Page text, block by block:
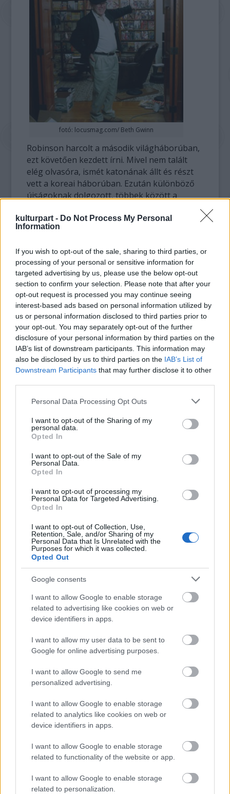
kulturpart - Do Not Process My Personal
Information
If you wish to opt-out of the sale, sharing to third parties, or
processing of your personal or sensitive information for
targeted advertising by us, please use the below opt-out
section to confirm your selection. Please note that after your
opt-out request is processed you may continue seeing
interest-based ads based on personal information utilized by
us or personal information disclosed to third parties prior to
your opt-out. You may separately opt-out of the further
disclosure of your personal information by third parties on the
IAB’s list of downstream participants. This information may
also be disclosed by us to third parties on the IAB’s List of
Downstream Participants that may further disclose it to other
Please note that this website/app uses one or more Google
not limited to your visit or usage behaviour. You may click to
grant or deny consent to Google and its third-party tags to
use your data for below specified purposes in below Google
consent section.
Personal Data Processing Opt Outs
I want to opt-out of the Sharing of my
personal data.
Opted In
I want to opt-out of the Sale of my
Personal Data.
Opted In
I want to opt-out of processing my
Personal Data for Targeted Advertising.
Opted In
I want to opt-out of Collection, Use,
Retention, Sale, and/or Sharing of my
Personal Data that Is Unrelated with the
Purposes for which it was collected.
Opted Out
Google consents
I want to allow Google to enable storage
related to advertising like cookies on web or
device identifiers in apps.
I want to allow my user data to be sent to
Google for online advertising purposes.
I want to allow Google to send me
personalized advertising.
I want to allow Google to enable storage
related to analytics like cookies on web or
device identifiers in apps.
I want to allow Google to enable storage
related to functionality of the website or app.
I want to allow Google to enable storage
related to personalization.
fotó: locusmag.com/ Beth Gwinn
Robinson harcolt a második világháborúban,
ezt követően kezdett írni. Mivel nem talált
elég olvasóra, ismét katonának állt és részt
vett a koreai háborúban. Ezután különböző
újságoknak dolgozott, többek között a
1956-ban írt első,
megjelent - regénye nagy sikert aratott és
meg is filmesítették. Több könyvet írt
kollégájával, Thomas N. Scortiával közösen,
többek között a The Glass Infernocímű
regényt, amelyből 1974-ben elkészült aPokoli
toronySteve McQueen és Paul Newman
főszereplésével.
A homoszexuális Robinson volt Harvey Milk,
a másságát elsőként nyíltan vállaló amerikai
politikus beszédírója. A Sean Penn
főszereplésével forgatottMilkcímű 2008-as
produkcióban Robinson is kapott egy kisebb
Forrás:
Amerika Sci-fi Irodalom Gyász
VECSEI H. MIKLÓS A ZSÁMBÉKI NYÁRI
ERDŐ VAN IDEBENN: TÓTH MARCSI AZ ÚJ
MARGÓ-DÍJAS